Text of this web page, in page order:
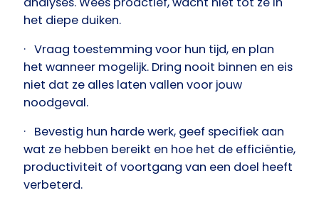
het diepe duiken.
· Vraag toestemming voor hun tijd, en plan
het wanneer mogelijk. Dring nooit binnen en eis
niet dat ze alles laten vallen voor jouw
noodgeval.
· Bevestig hun harde werk, geef specifiek aan
wat ze hebben bereikt en hoe het de efficiëntie,
productiviteit of voortgang van een doel heeft
verbeterd.